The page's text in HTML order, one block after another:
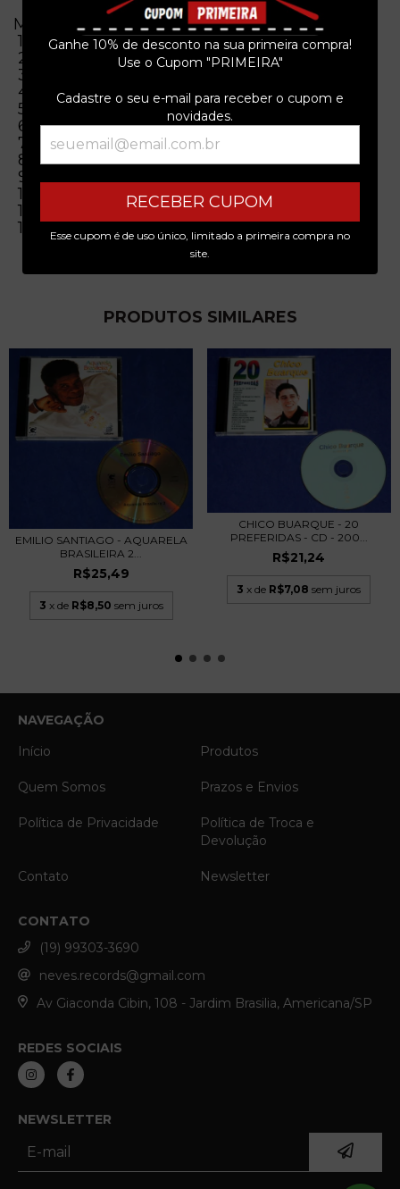
Ganhe 10% de desconto na sua primeira compra!
Use o Cupom "PRIMEIRA"
Cadastre o seu e-mail para receber o cupom e
novidades.
RECEBER CUPOM
Esse cupom é de uso único, limitado a primeira compra no
site.
Musicas
1 Não É Tão Real
2 No Horizonte
3 Sempre Procurando
4 Mais Além
5 O Viajante
6 Só Distância
7 Nicodemo
8 Dor E Silêncio
9 Turma 8
10 15 Minutinhos
11 Hey Hey
12 Até O Sol Aparecer
PRODUTOS SIMILARES
EMILIO SANTIAGO - AQUARELA
BRASILEIRA 2...
R$25,49
3 x de R$8,50 sem juros
CHICO BUARQUE - 20
PREFERIDAS - CD - 200...
R$21,24
3 x de R$7,08 sem juros
NAVEGAÇÃO
Início
Produtos
Quem Somos Prazos e Envios
Política de Privacidade
Política de Troca e
Devolução
Contato Newsletter
CONTATO
(19) 99303-3690
neves.records@gmail.com
Av Giaconda Cibin, 108 - Jardim Brasilia, Americana/SP
REDES SOCIAIS
NEWSLETTER